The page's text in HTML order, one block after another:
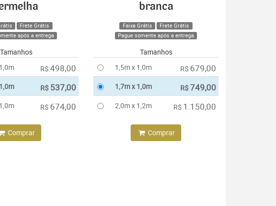
Frete Grátis
após a entrega
Tamanhos
R$ 498,00
R$ 537,00
R$ 674,00
Comprar
branca
Faixa Grátis
Frete Grátis
Pague somente após a entrega
Tamanhos
1,5m x 1,0m
R$ 679,00
1,7m x 1,0m R$749,00
2,0m x 1,2m R$ 1.150,00
Comprar